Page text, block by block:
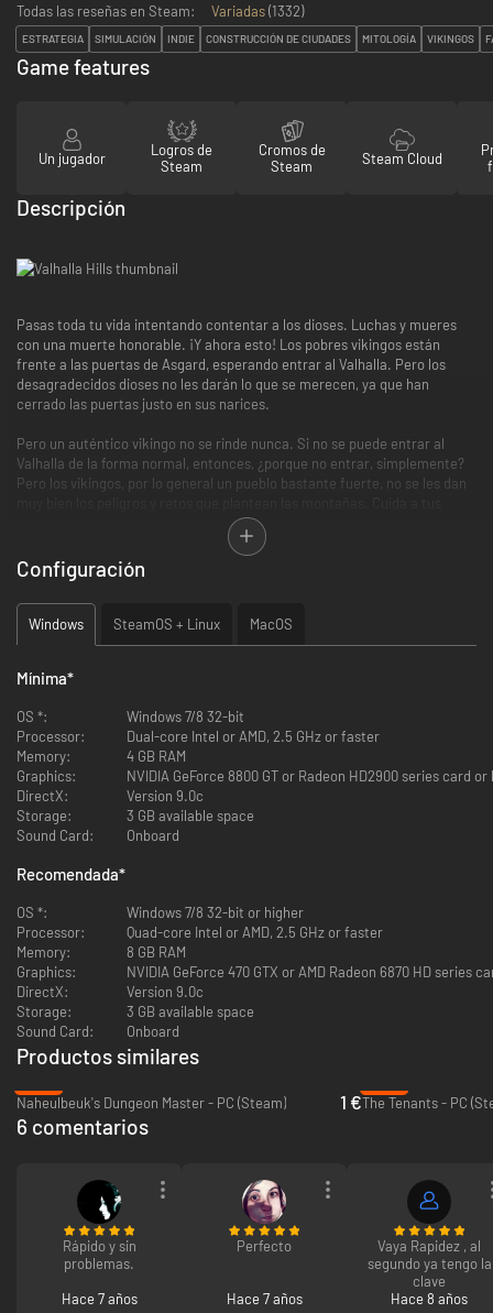
Todas las reseñas en Steam:
Variadas(1332)
ESTRATEGIA SIMULACIÓN INDIE CONSTRUCCIÓN DE CIUDADES MITOLOGÍA VIKINGOS
Game features
Un jugador
Logros de
Steam
Cromos de
Steam
Steam Cloud
Descripción
Pasas toda tu vida intentando contentar a los dioses. Luchas y mueres
con una muerte honorable. ¡Y ahora esto! Los pobres vikingos están
frente a las puertas de Asgard, esperando entrar al Valhalla. Pero los
desagradecidos dioses no les darán lo que se merecen, ya que han
cerrado las puertas justo en sus narices.
Pero un auténtico vikingo no se rinde nunca. Si no se puede entrar al
Valhalla de la forma normal, entonces, ¿porque no entrar, simplemente?
Pero los vikingos, por lo general un pueblo bastante fuerte, no se les dan
vikingos, consigue comida, corta leña y asegúrate del bienestar de tu
pequeña, aunque siempre en expansión, población. Alcanza el portal
sobre las colinas, es la única oportunidad que tienen tus vikingos para
alcanzar la recompensa que tanto se merecen.
Como en cualquier juego de construcción clásico, es importantísimo
aumentar la productividad de tus vikingos de las colinas del Valhalla
Producido por los desarrolladores de las series clásicas «The
Settlers 2» y «Cultures»
Prepárate para todo un abanico de retos en niveles generados de
forma aleatoria
Cuida a tus vikingos y sus necesidades
Mejora constantemente. Utiliza tus conocimientos y logros para el
Gánate tu sitio en el Valhalla, para tus vikingos y para ti.
Configuración
Windows SteamOS + Linux MacOS
Mínima*
OS *:
Windows 7/8 32-bit
Processor:
Dual-core Intel or AMD, 2.5 GHz or faster
Memory:
4 GB RAM
Graphics:
NVIDIA GeForce 8800 GT or Radeon HD2900 series card
DirectX:
Version 9.0c
Storage:
3 GB available space
Sound Card:
Onboard
Recomendada*
OS *:
Windows 7/8 32-bit or higher
Processor:
Quad-core Intel or AMD, 2.5 GHz or faster
Memory:
8 GB RAM
Graphics:
NVIDIA GeForce 470 GTX or AMD Radeon 6870 HD
DirectX:
Version 9.0c
Storage:
3 GB available space
Sound Card:
Onboard
Productos similares
Naheulbeuk's Dungeon Master - PC (Steam)
1 €The Tenants - PC
6 comentarios
Rápido y sin
problemas.
Hace 7 años
Perfecto
Hace 7 años
Vaya Rapidez , al
segundo ya tengo la
clave
Hace 8 años